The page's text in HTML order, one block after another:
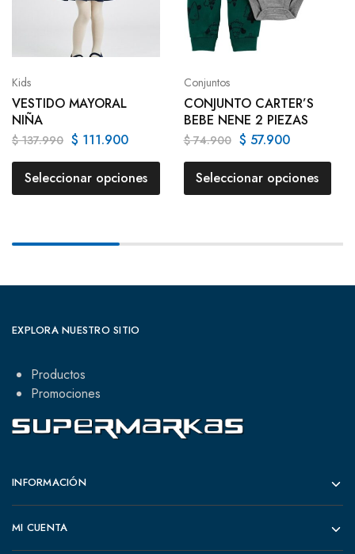
Kids
VESTIDO MAYORAL
NIÑA
$137.990 $ 111.900
Seleccionar opciones
Conjuntos
CONJUNTO CARTER’S
BEBE NENE 2 PIEZAS
$74.900 $ 57.900
Seleccionar opciones
EXPLORA NUESTRO SITIO
Productos
Promociones
INFORMACIÓN
MI CUENTA